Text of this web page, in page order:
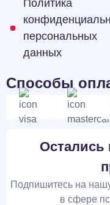
Политика
персональных
данных
Способы
Подпишитесь на
в сфере